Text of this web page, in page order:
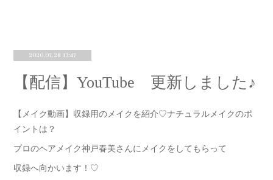
2020.07.28 13:47
【配信】YouTube 更新しました♪
【メイク動画】収録用のメイクを紹介♡ナチュラルメイクのポ
イントは？
プロのヘアメイク神戸春美さんにメイクをしてもらって
収録へ向かいます！♡